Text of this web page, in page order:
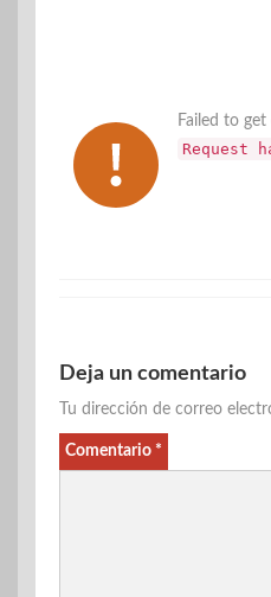
Failed to
Request
Deja un comentario
Tu dirección de correo
Comentario *